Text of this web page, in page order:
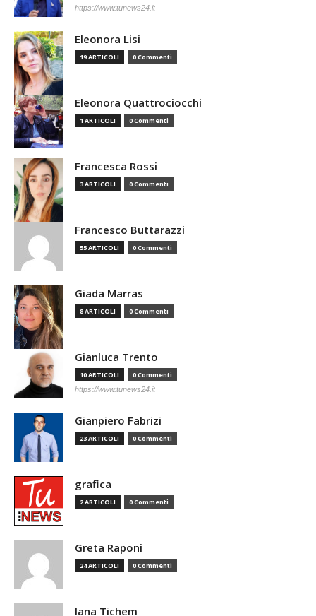
https://www.tunews24.it
Eleonora Lisi
19 ARTICOLI 0 Commenti
Eleonora Quattrociocchi
1 ARTICOLI 0 Commenti
Francesca Rossi
3 ARTICOLI 0 Commenti
Francesco Buttarazzi
55 ARTICOLI 0 Commenti
Giada Marras
8 ARTICOLI 0 Commenti
Gianluca Trento
10 ARTICOLI 0 Commenti
https://www.tunews24.it
Gianpiero Fabrizi
23 ARTICOLI 0 Commenti
grafica
2 ARTICOLI 0 Commenti
Greta Raponi
24 ARTICOLI 0 Commenti
Iana Tichem